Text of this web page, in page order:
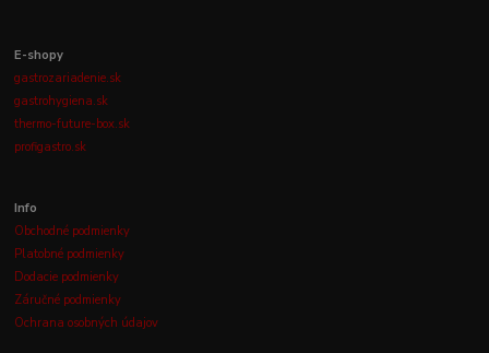
E-shopy
gastrozariadenie.sk
gastrohygiena.sk
thermo-future-box.sk
profigastro.sk
Info
Obchodné podmienky
Platobné podmienky
Dodacie podmienky
Záručné podmienky
Ochrana osobných údajov